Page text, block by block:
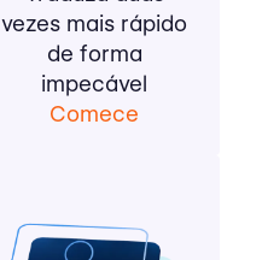
vezes mais rápido
de forma
impecável
Comece